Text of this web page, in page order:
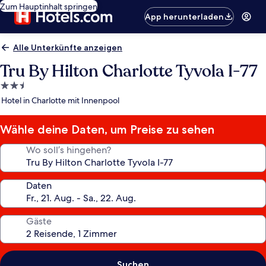
Zum Hauptinhalt springen
App herunterladen
Alle Unterkünfte anzeigen
Tru By Hilton Charlotte Tyvola I-77
2.5-
Sterne-
Hotel in Charlotte mit Innenpool
Wähle deine Daten, um Preise zu sehen
Wo soll’s hingehen?
Daten
Gäste